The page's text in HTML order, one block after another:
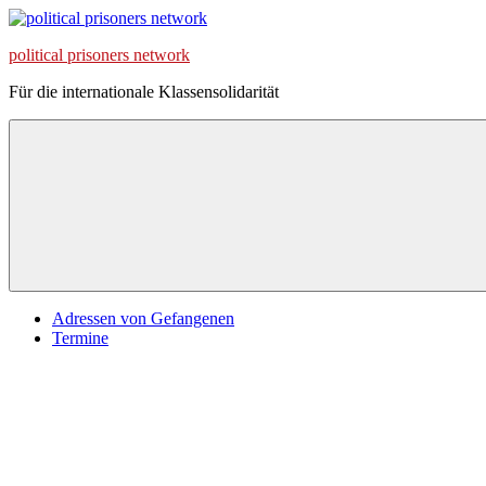
Zum
springen
political prisoners network
Für die internationale Klassensolidarität
Adressen von Gefangenen
Termine